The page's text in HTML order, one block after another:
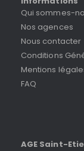
Qui sommes-
Nos agences
Nous contacter
Conditions
Mentions
FAQ
AGE Saint-